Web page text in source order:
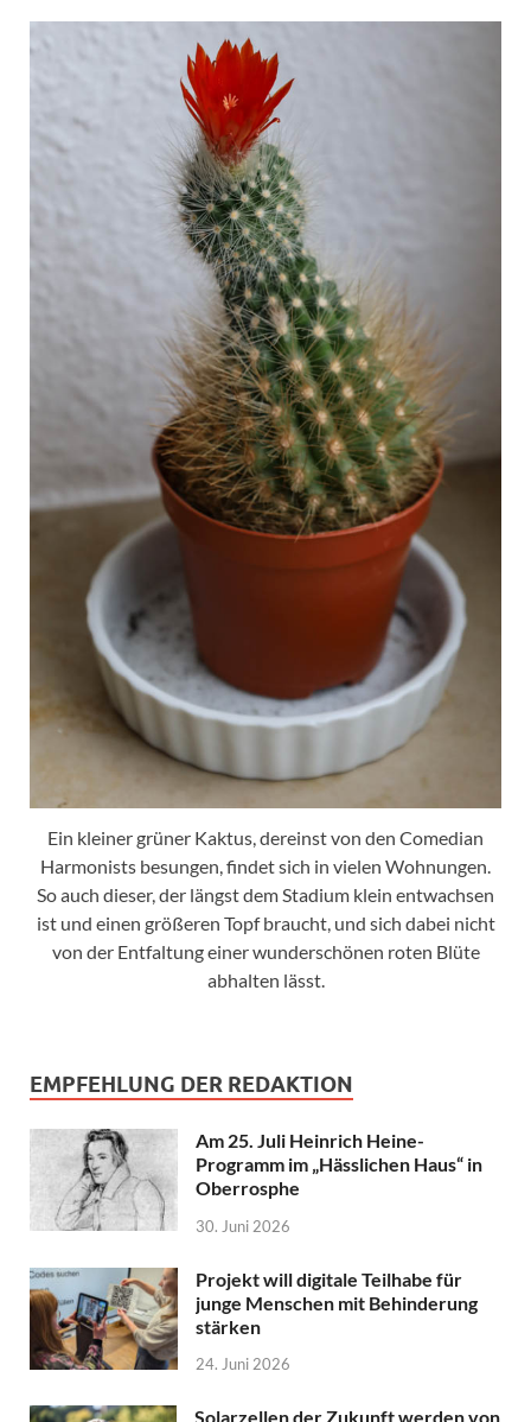
Ein kleiner grüner Kaktus, dereinst von den Comedian
Harmonists besungen, findet sich in vielen Wohnungen.
So auch dieser, der längst dem Stadium klein entwachsen
ist und einen größeren Topf braucht, und sich dabei nicht
von der Entfaltung einer wunderschönen roten Blüte
abhalten lässt.
EMPFEHLUNG DER REDAKTION
Am 25. Juli Heinrich Heine-
Programm im „Hässlichen Haus“ in
Oberrosphe
30. Juni 2026
Projekt will digitale Teilhabe für
junge Menschen mit Behinderung
stärken
24. Juni 2026
Solarzellen der Zukunft werden von